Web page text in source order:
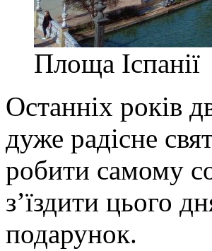
Площа Іспанії
Останніх років
дуже радісне
робити самому
з’їздити цього
подарунок.